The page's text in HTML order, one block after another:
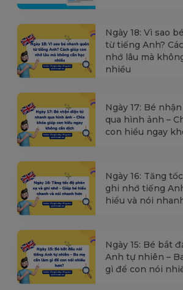
Ngày 18: Vì sao
từ tiếng Anh?
nhớ lâu mà
nhiều
Ngày 17: Bé
qua hình ảnh –
con hiểu ngay
Ngày 16: Tăng
ghi nhớ tiếng
hiểu và nói
Ngày 15: Bé bắt
Anh tự nhiên –
gì để con nói